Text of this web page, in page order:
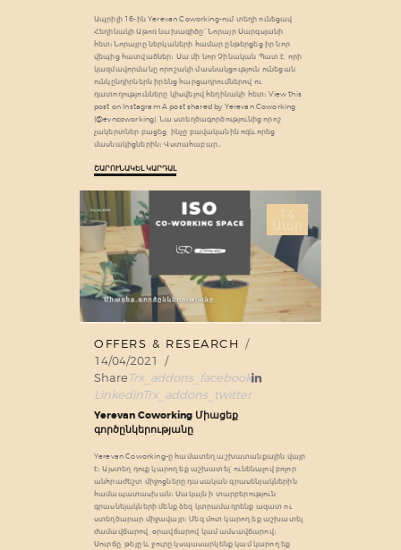
Ապրիլի 16-ին Yerevan Coworking-ում տեղի ունեցավ
Հեղինակի Աթոռ նախագիծը՝ Նորայր Սարգսյանի
հետ։Նորայրը ներկաների համար ընթերցեց իր նոր
վեպից հատվածներ։ Սա մի նոր Չինական Պատ է, որի
կազմավորմանը որոշակի մասնակցություն ունեցան
ունկընդիրներն իրենց հարցադրումներով ու
դատողությունները կիսվելով հեղինակի հետ։ View this
post on Instagram A post shared by Yerevan Coworking
(@evncoworking) Նա ստեղծագործությունից որոշ
չակերտներ բացեց, ինչը բավականին ոգևորեց
մասնակիցներին։ Վստահաբար…
ՇԱՐՈՒՆԱԿԵԼ ԿԱՐԴԱԼ
14
Ապր
OFFERS & RESEARCH
14/04/2021
ShareTrx_addons_facebook
LinkedinTrx_addons_twitter
Yerevan Coworking Միացեք
գործընկերությանը
Yerevan Coworking-ը համատեղ աշխատանքային վայր
է։ Այստեղ դուք կարող եք աշխատել՝ ունենալով բոլոր
անհրաժեշտ միջոցները դասական գրասենյակներին
համապատասխան։ Սակայն ի տարբերություն
գրասնեյակների մենք ձեզ կտրամադրենք ազատ ու
ստեղծարար միջավայր։ Մեզ մոտ կարող եք աշխատել
ժամավճարով, օրավճարով կամ ամսավճարով։
Սուրճը, թեյը և ջուրը կսպասարկենք կամ կարող եք